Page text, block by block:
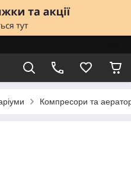
Компресори та